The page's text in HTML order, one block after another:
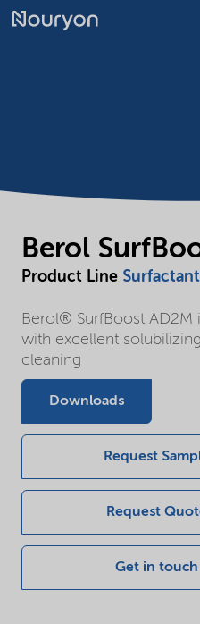
Berol
Product Line
Berol® SurfBoost AD2M
with excellent
cleaning
Downloads
Request
Request
Get in touch